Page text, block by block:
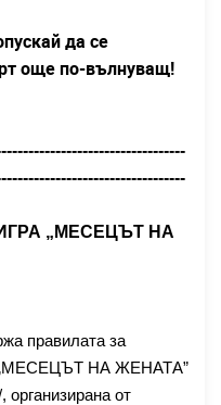
да се
още по-вълнуващ!
„ МЕСЕЦЪТ НА
правилата за
МЕСЕЦЪТ НА ЖЕНАТА”
организирана от